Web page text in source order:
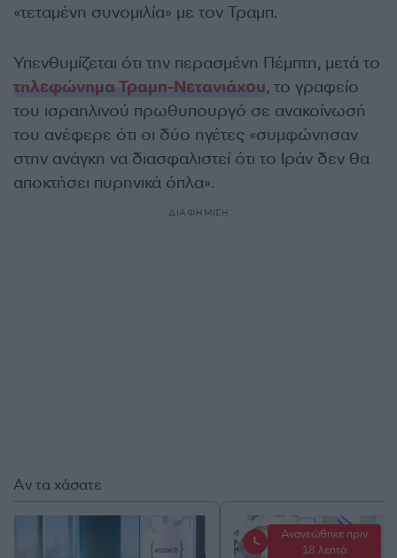
«τεταμένη συνομιλία» με τον Τραμπ.
Υπενθυμίζεται ότι την περασμένη Πέμπτη, μετά το
τηλεφώνημα Τραμπ-Νετανιάχου, το γραφείο
του ισραηλινού πρωθυπουργό σε ανακοίνωσή
του ανέφερε ότι οι δύο ηγέτες «συμφώνησαν
στην ανάγκη να διασφαλιστεί ότι το Ιράν δεν θα
αποκτήσει πυρηνικά όπλα».
ΔΙΑΦΗΜΙΣΗ
Αν τα χάσατε
Ανανεώθηκε πριν
18 λεπτά